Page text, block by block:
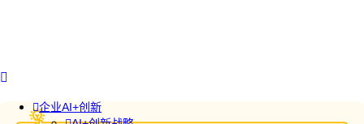
企业AI+创新